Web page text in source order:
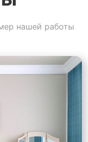
нашей работы